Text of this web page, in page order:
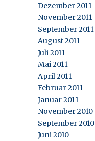
Dezember 2011
November 2011
September 2011
August 2011
Juli 2011
Mai 2011
April 2011
Februar 2011
Januar 2011
November 2010
September 2010
Juni 2010